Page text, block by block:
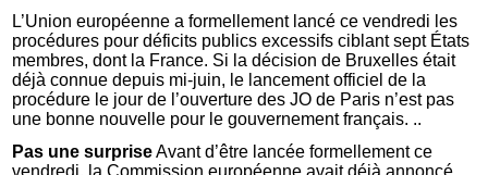
L’Union européenne a formellement lancé ce vendredi les
procédures pour déficits publics excessifs ciblant sept États
membres, dont la France. Si la décision de Bruxelles était
déjà connue depuis mi-juin, le lancement officiel de la
procédure le jour de l’ouverture des JO de Paris n’est pas
une bonne nouvelle pour le gouvernement français. ..
Pas une surpriseAvant d’être lancée formellement ce